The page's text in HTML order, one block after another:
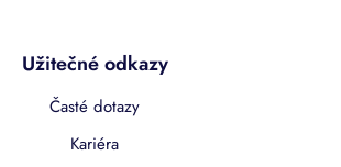
Užitečné odkazy
Časté dotazy
Kariéra